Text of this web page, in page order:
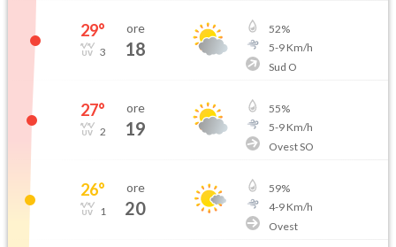
29°
3
ore
18
52%
5-9Km/h
Sud O
27°
2
ore
19
55%
5-9Km/h
Ovest SO
26°
1
ore
20
59%
4-9Km/h
Ovest